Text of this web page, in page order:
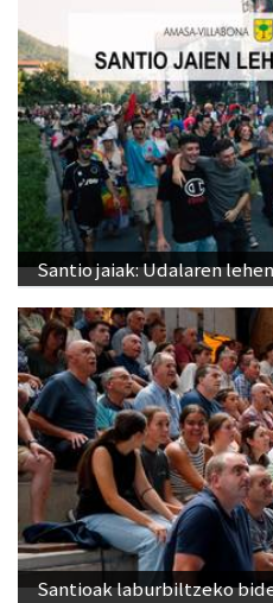
Santio jaiak: Udalaren
Santioak laburbiltzeko